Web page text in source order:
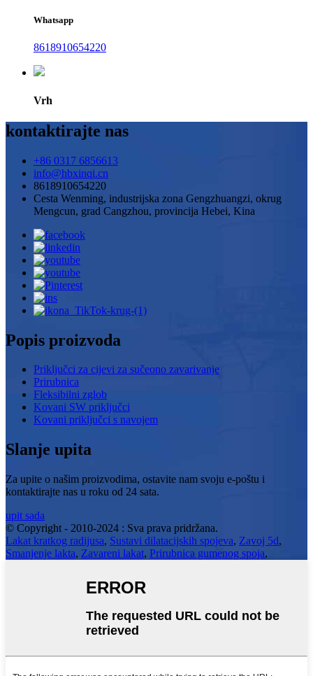
Whatsapp
8618910654220
Vrh
kontaktirajte nas
+86 0317 6856613
info@hbxinqi.cn
8618910654220
Cesta Wenming, industrijska zona Gengzhuangzi, okrug
Mengcun, grad Cangzhou, provincija Hebei, Kina
Popis proizvoda
Priključci za cijevi za sučeono zavarivanje
Prirubnica
Fleksibilni zglob
Kovani SW priključci
Kovani priključci s navojem
Slanje upita
Za upite o našim proizvodima, ostavite nam svoju e-poštu i
kontaktirajte nas u roku od 24 sata.
upit sada
© Copyright - 2010-2024 : Sva prava pridržana.
Lakat kratkog radijusa, Sustavi dilatacijskih spojeva, Zavoj 5d,
Smanjenje lakta, Zavareni lakat, Prirubnica gumenog spoja,